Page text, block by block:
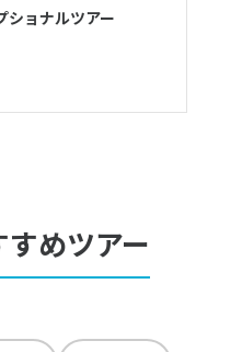
ショナルツアー
めツアー